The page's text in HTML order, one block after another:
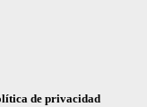
de privacidad